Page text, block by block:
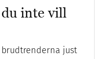
inte vill
brudtrenderna just